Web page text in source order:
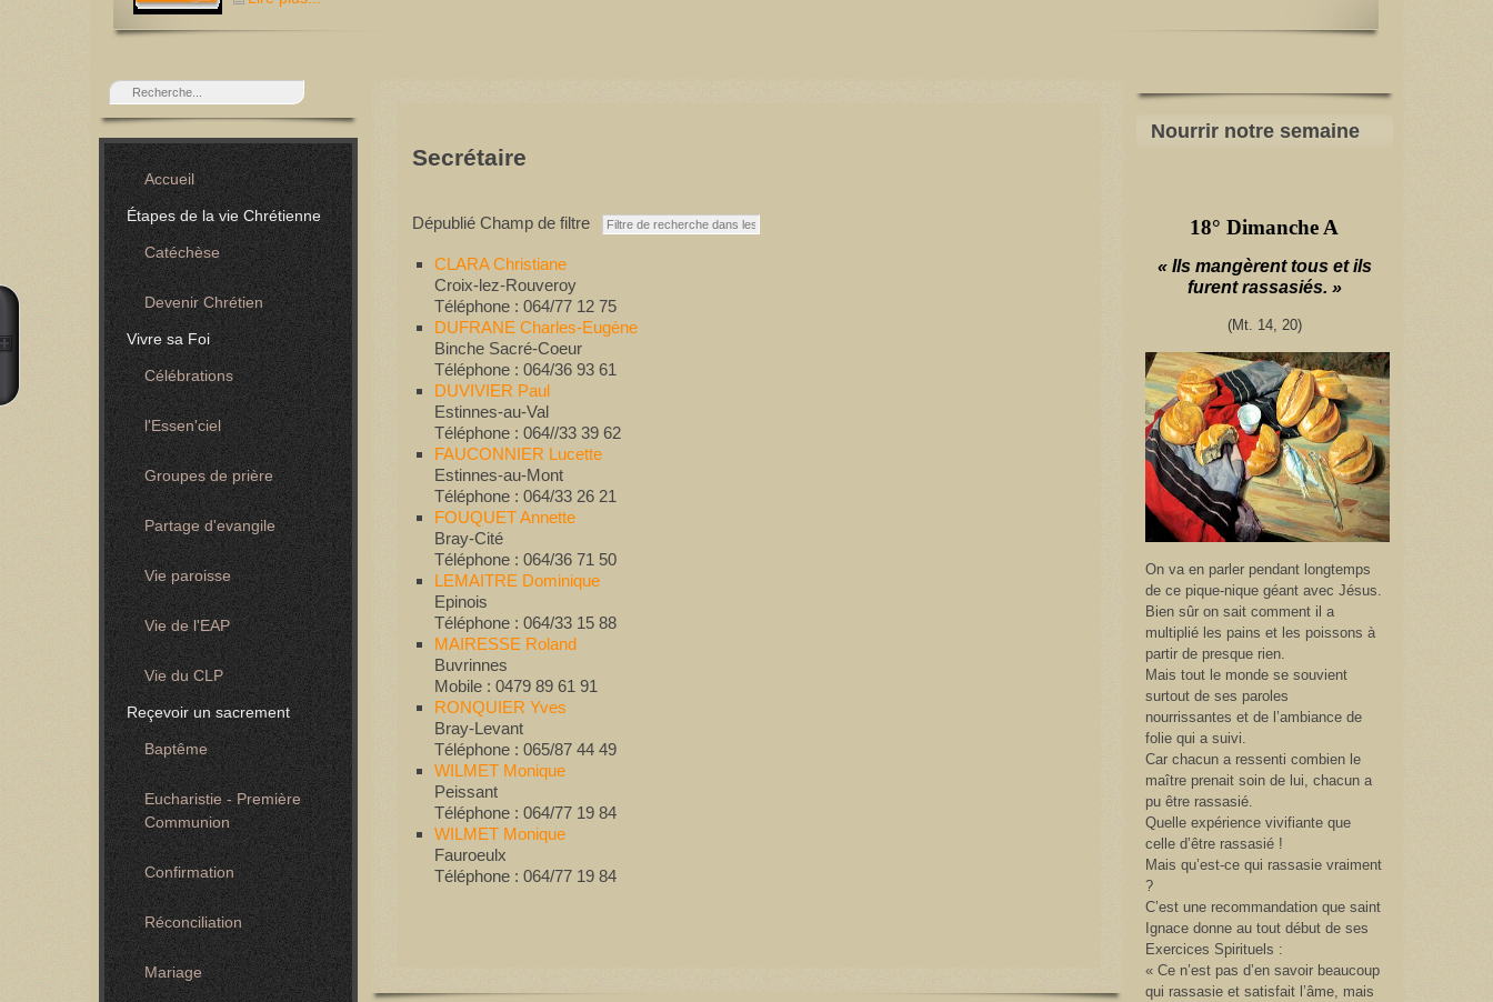
Accueil
Étapes de la vie Chrétienne
Catéchèse
Devenir Chrétien
Vivre sa Foi
Célébrations
l'Essen'ciel
Groupes de prière
Partage d'evangile
Vie paroisse
Vie de l'EAP
Vie du CLP
Reçevoir un sacrement
Baptême
Eucharistie - Première
Communion
Confirmation
Réconciliation
Mariage
Secrétaire
Dépublié Champ de filtre
CLARA Christiane
Croix-lez-Rouveroy
Téléphone : 064/77 12 75
DUFRANE Charles-Eugène
Binche Sacré-Coeur
Téléphone : 064/36 93 61
DUVIVIER Paul
Estinnes-au-Val
Téléphone : 064//33 39 62
FAUCONNIER Lucette
Estinnes-au-Mont
Téléphone : 064/33 26 21
FOUQUET Annette
Bray-Cité
Téléphone : 064/36 71 50
LEMAITRE Dominique
Epinois
Téléphone : 064/33 15 88
MAIRESSE Roland
Buvrinnes
Mobile : 0479 89 61 91
RONQUIER Yves
Bray-Levant
Téléphone : 065/87 44 49
WILMET Monique
Peissant
Téléphone : 064/77 19 84
WILMET Monique
Fauroeulx
Téléphone : 064/77 19 84
Nourrir notre semaine
18° Dimanche A
« Ils mangèrent tous et ils
furent rassasiés. »
(Mt. 14, 20)
On va en parler pendant longtemps
de ce pique-nique géant avec Jésus.
Bien sûr on sait comment il a
multiplié les pains et les poissons à
partir de presque rien.
Mais tout le monde se souvient
surtout de ses paroles
nourrissantes et de l’ambiance de
folie qui a suivi.
Car chacun a ressenti combien le
maître prenait soin de lui, chacun a
pu être rassasié.
Quelle expérience vivifiante que
celle d’être rassasié !
Mais qu’est-ce qui rassasie vraiment
?
C’est une recommandation que saint
Ignace donne au tout début de ses
Exercices Spirituels :
« Ce n’est pas d’en savoir beaucoup
qui rassasie et satisfait l’âme, mais